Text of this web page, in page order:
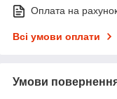
Оплата на
Всі умови оплати
Умови